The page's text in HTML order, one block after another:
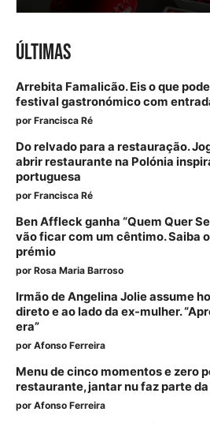
ÚLTIMAS
Arrebita Famalicão. Eis o que
festival gastronómico com
por Francisca Ré
Do relvado para a restauração.
abrir restaurante na Polónia
portuguesa
por Francisca Ré
Ben Affleck ganha “Quem Quer
vão ficar com um cêntimo. Saiba
prémio
por Rosa Maria Barroso
Irmão de Angelina Jolie assume
direto e ao lado da ex-mulher.
era”
por Afonso Ferreira
Menu de cinco momentos e zero
restaurante, jantar nu faz parte
por Afonso Ferreira